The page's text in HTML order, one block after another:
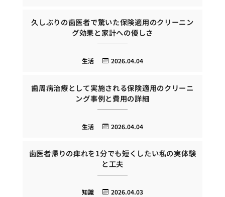
久しぶりの歯医者で驚いた保険適用のクリーニン
グ効果と家計への優しさ
2026.04.04
生活
歯周病治療として実施される保険適用のクリーニ
ング事例と費用の詳細
2026.04.04
生活
歯医者帰りの痺れを1分でも短くしたい私の実体験
と工夫
2026.04.03
知識